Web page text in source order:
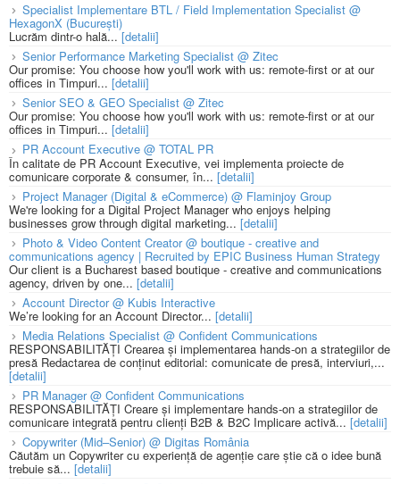
Specialist Implementare BTL / Field Implementation Specialist @
HexagonX (București)
Lucrăm dintr-o hală... [detalii]
Senior Performance Marketing Specialist @ Zitec
Our promise: You choose how you'll work with us: remote-first or at our
offices in Timpuri... [detalii]
Senior SEO & GEO Specialist @ Zitec
Our promise: You choose how you'll work with us: remote-first or at our
offices in Timpuri... [detalii]
PR Account Executive @ TOTAL PR
În calitate de PR Account Executive, vei implementa proiecte de
comunicare corporate & consumer, în... [detalii]
Project Manager (Digital & eCommerce) @ Flaminjoy Group
We're looking for a Digital Project Manager who enjoys helping
businesses grow through digital marketing... [detalii]
Photo & Video Content Creator @ boutique - creative and
communications agency | Recruited by EPIC Business Human Strategy
Our client is a Bucharest based boutique - creative and communications
agency, driven by one... [detalii]
Account Director @ Kubis Interactive
We’re looking for an Account Director... [detalii]
Media Relations Specialist @ Confident Communications
RESPONSABILITĂȚI Crearea și implementarea hands-on a strategiilor de
presă Redactarea de conținut editorial: comunicate de presă, interviuri,...
[detalii]
PR Manager @ Confident Communications
RESPONSABILITĂȚI Creare și implementare hands-on a strategiilor de
comunicare integrată pentru clienți B2B & B2C Implicare activă... [detalii]
Copywriter (Mid–Senior) @ Digitas România
Căutăm un Copywriter cu experiență de agenție care știe că o idee bună
trebuie să... [detalii]